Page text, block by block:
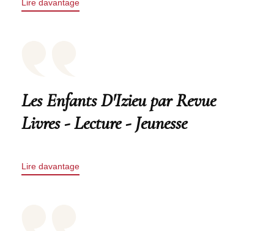
Lire davantage
Les Enfants D'Izieu par Revue
Livres - Lecture - Jeunesse
Lire davantage